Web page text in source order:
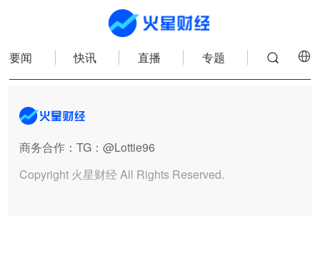
要闻 快讯 直播 专题
商务合作 ：TG：@Lottie96
Copyright 火星财经 All Rights Reserved.